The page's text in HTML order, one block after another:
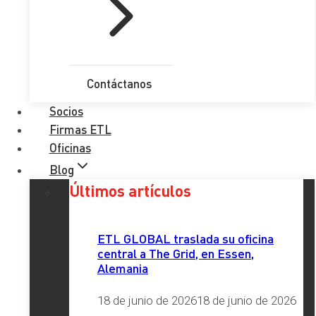
Contáctanos
Socios
Firmas ETL
Oficinas
Blog
Últimos artículos
ETL GLOBAL traslada su oficina
central a The Grid, en Essen,
Alemania
18 de junio de 202618 de junio de 2026
Comentario
RGPD*